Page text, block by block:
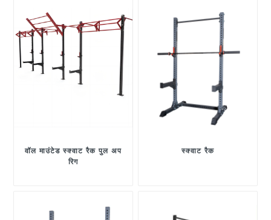
वॉल माउंटेड स्क्वाट रैक पुल अप
रिग
स्क्वाट रैक